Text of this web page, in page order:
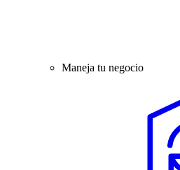
Maneja tu negocio